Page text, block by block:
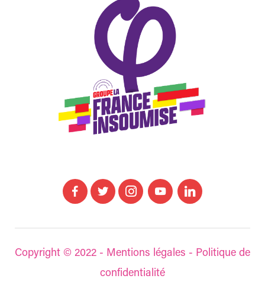
Copyright © 2022 - Mentions légales - Politique de
confidentialité